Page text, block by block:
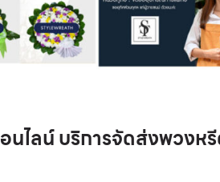
ไลน์ บริการจัดส่งพวงหรี